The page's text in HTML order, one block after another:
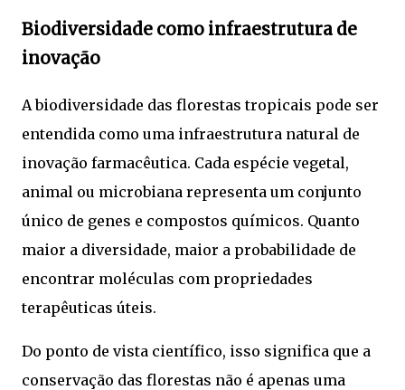
Biodiversidade como infraestrutura de
inovação
A biodiversidade das florestas tropicais pode ser
entendida como uma infraestrutura natural de
inovação farmacêutica. Cada espécie vegetal,
animal ou microbiana representa um conjunto
único de genes e compostos químicos. Quanto
maior a diversidade, maior a probabilidade de
encontrar moléculas com propriedades
terapêuticas úteis.
Do ponto de vista científico, isso significa que a
conservação das florestas não é apenas uma